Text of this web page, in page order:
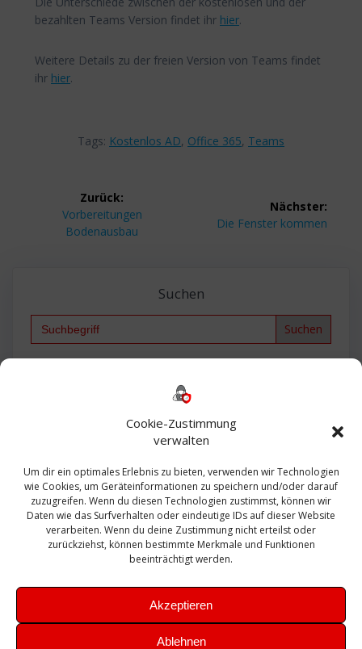
Cookie-Zustimmung
verwalten
Um dir ein optimales Erlebnis zu bieten, verwenden wir Technologien
wie Cookies, um Geräteinformationen zu speichern und/oder darauf
zuzugreifen. Wenn du diesen Technologien zustimmst, können wir
Daten wie das Surfverhalten oder eindeutige IDs auf dieser Website
verarbeiten. Wenn du deine Zustimmung nicht erteilst oder
zurückziehst, können bestimmte Merkmale und Funktionen
beeinträchtigt werden.
Akzeptieren
Ablehnen
bezahlten Teams Version findet ihr hier.
Weitere Details zu der freien Version von Teams findet
ihr hier.
Tags: Kostenlos AD, Office 365, Teams
Beitragsnavigation
Zurück:
Vorheriger
Beitrag:
Vorbereitungen
Bodenausbau
Nächster:
Nächster
Die Fenster kommen
Suchen
Search
Bautagebuch
Exchange firewall Fritzbox
Microsoft
Sanierung SBS Security Server Sicherheit
Sicherung SIEM Sophos SSL Ubuntu
Update Upgrade UTM VCenter VCSA Veeam
VMWare VPN WAZUH Windows
Zertifikat